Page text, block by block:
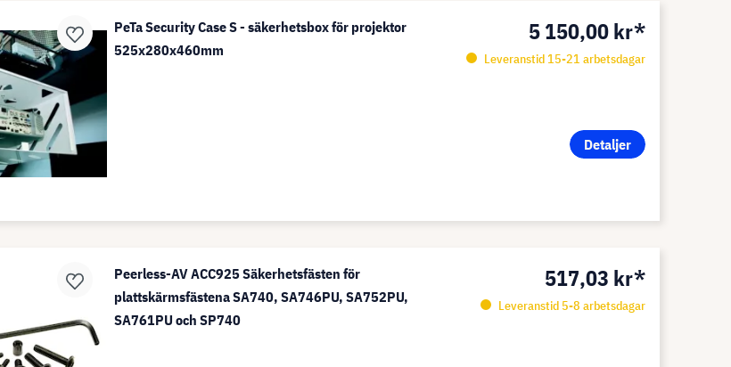
PeTa Security Case S - säkerhetsbox för projektor
525x280x460mm
5 150,00 kr*
Leveranstid 15-21 arbetsdagar
Detaljer
Peerless-AV ACC925 Säkerhetsfästen för
plattskärmsfästena SA740, SA746PU, SA752PU,
SA761PU och SP740
517,03 kr*
Leveranstid 5-8 arbetsdagar